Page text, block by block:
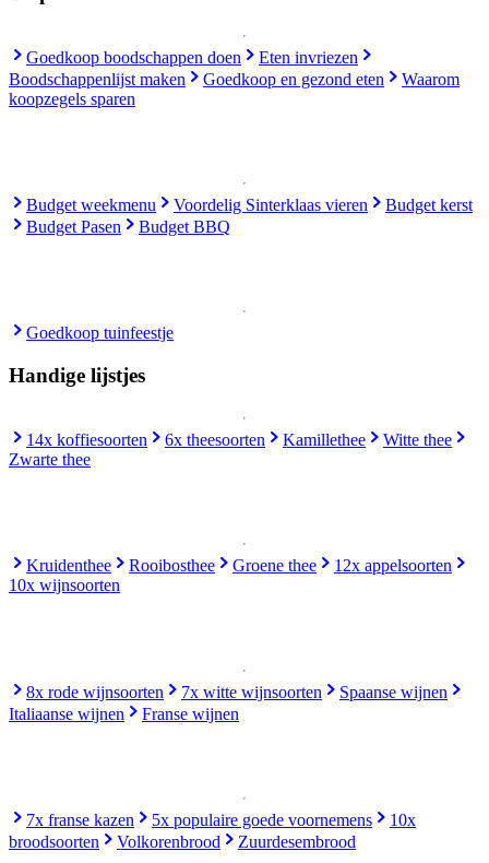
Goedkoop boodschappen doen
Eten invriezen
Boodschappenlijst maken
Goedkoop en gezond eten
Waarom
koopzegels sparen
Budget weekmenu Voordelig Sinterklaas vieren
Budget kerst
Budget Pasen
Budget BBQ
Goedkoop tuinfeestje
Handige lijstjes
14x koffiesoorten 6x theesoorten Kamillethee
Witte thee
Zwarte thee
Kruidenthee Rooibosthee Groene thee
12x appelsoorten
10x wijnsoorten
8x rode wijnsoorten 7x witte wijnsoorten
Spaanse wijnen
Italiaanse wijnen
Franse wijnen
7x franse kazen 5x populaire goede voornemens
10x
broodsoorten
Volkorenbrood Zuurdesembrood